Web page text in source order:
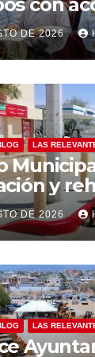
ante
DE 2026
LAS
y
DE 2026
LAS